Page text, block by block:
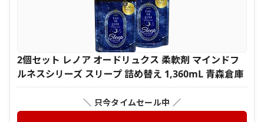
2個セット レノア オードリュクス 柔軟剤 マインドフ
ルネスシリーズ スリープ 詰め替え 1,360mL 青森倉庫
＼ 只今タイムセール中 ／